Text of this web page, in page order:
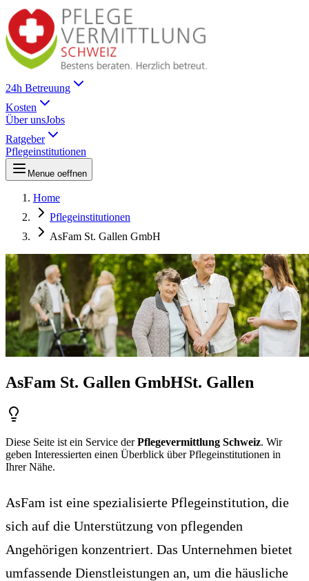
24h Betreuung
Kosten
Über unsJobs
Ratgeber
Pflegeinstitutionen
Menue oeffnen
Home
Pflegeinstitutionen
AsFam St. Gallen GmbH
AsFam St. Gallen GmbHSt. Gallen
Diese Seite ist ein Service derPflegevermittlung Schweiz. Wir
geben Interessierten einen Überblick über Pflegeinstitutionen in
Ihrer Nähe.
AsFam ist eine spezialisierte Pflegeinstitution, die
sich auf die Unterstützung von pflegenden
Angehörigen konzentriert. Das Unternehmen bietet
umfassende Dienstleistungen an, um die häusliche